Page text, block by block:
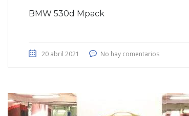
BMW 530d Mpack
20 abril 2021 No hay comentarios